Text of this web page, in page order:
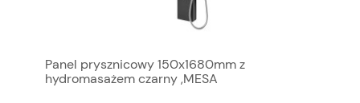
Panel prysznicowy 150x1680mm z
hydromasażem czarny ,MESA